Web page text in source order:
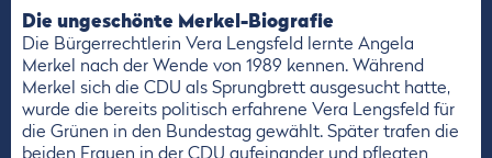
Die ungeschönte Merkel-Biografie
Die Bürgerrechtlerin Vera Lengsfeld lernte Angela
Merkel nach der Wende von 1989 kennen. Während
Merkel sich die CDU als Sprungbrett ausgesucht hatte,
wurde die bereits politisch erfahrene Vera Lengsfeld für
die Grünen in den Bundestag gewählt. Später trafen die